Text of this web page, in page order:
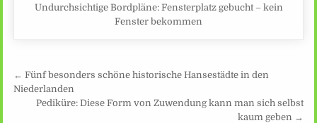
Undurchsichtige Bordpläne: Fensterplatz gebucht – kein
Fenster bekommen
Beitragsnavigation
← Fünf besonders schöne historische Hansestädte in den
Niederlanden
Pediküre: Diese Form von Zuwendung kann man sich selbst
kaum geben →